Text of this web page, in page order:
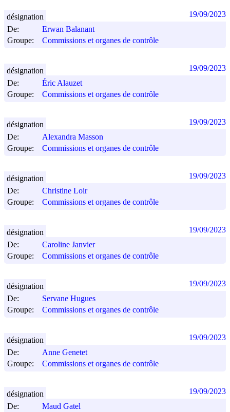
De:
Erwan Balanant
Groupe:
Commissions et organes de contrôle
désignation 19/09/2023
De:
Éric Alauzet
Groupe:
Commissions et organes de contrôle
désignation 19/09/2023
De:
Alexandra Masson
Groupe:
Commissions et organes de contrôle
désignation 19/09/2023
De:
Christine Loir
Groupe:
Commissions et organes de contrôle
désignation 19/09/2023
De:
Caroline Janvier
Groupe:
Commissions et organes de contrôle
désignation 19/09/2023
De:
Servane Hugues
Groupe:
Commissions et organes de contrôle
désignation 19/09/2023
De:
Anne Genetet
Groupe:
Commissions et organes de contrôle
désignation 19/09/2023
De:
Maud Gatel
désignation 19/09/2023